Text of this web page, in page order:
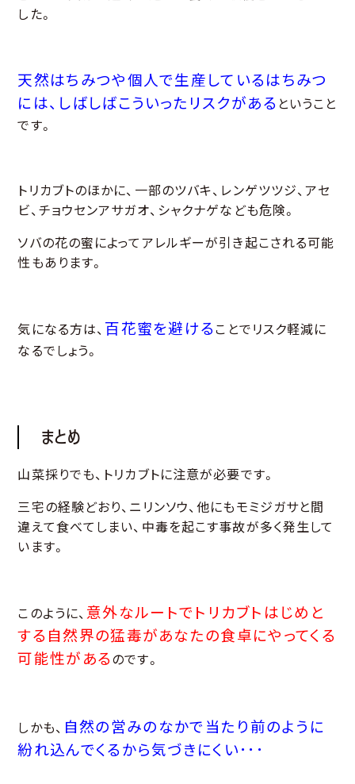
した。
天然はちみつや個人で生産しているはちみつ
には、しばしばこういったリスクがある ということ
です。
トリカブトのほかに、一部のツバキ、レンゲツツジ、アセ
ビ、チョウセンアサガオ、シャクナゲなども危険。
ソバの花の蜜によってアレルギーが引き起こされる可能
性もあります。
気になる方は、 百花蜜を避ける ことでリスク軽減に
なるでしょう。
まとめ
山菜採りでも、トリカブトに注意が必要です。
三宅の経験どおり、ニリンソウ、他にもモミジガサと間
違えて食べてしまい、中毒を起こす事故が多く発生して
います。
このように、 意外なルートでトリカブトはじめと
する自然界の猛毒があなたの食卓にやってくる
可能性がある のです。
しかも、 自然の営みのなかで当たり前のように
紛れ込んでくるから気づきにくい･･･